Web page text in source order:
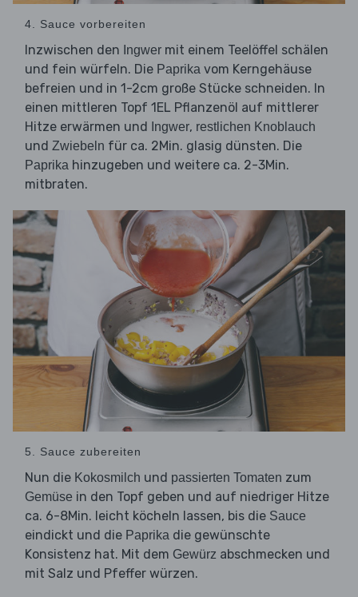
4. Sauce vorbereiten
Inzwischen den Ingwer mit einem Teelöffel schälen
und fein würfeln. Die Paprika vom Kerngehäuse
befreien und in 1-2cm große Stücke schneiden. In
einen mittleren Topf 1EL Pflanzenöl auf mittlerer
Hitze erwärmen und Ingwer, restlichen Knoblauch
und Zwiebeln für ca. 2Min. glasig dünsten. Die
Paprika hinzugeben und weitere ca. 2-3Min.
mitbraten.
5. Sauce zubereiten
Nun die Kokosmilch und passierten Tomaten zum
Gemüse in den Topf geben und auf niedriger Hitze
ca. 6-8Min. leicht köcheln lassen, bis die Sauce
eindickt und die Paprika die gewünschte
Konsistenz hat. Mit dem Gewürz abschmecken und
mit Salz und Pfeffer würzen.